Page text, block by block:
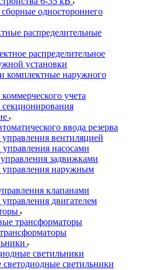
одностороннего
распределительные
распределительное
установки
наружного
учета
ввода резерва
вентиляцией
насосами
задвижками
наружным
клапанами
двигателем
трансформаторы
светильники
светильники